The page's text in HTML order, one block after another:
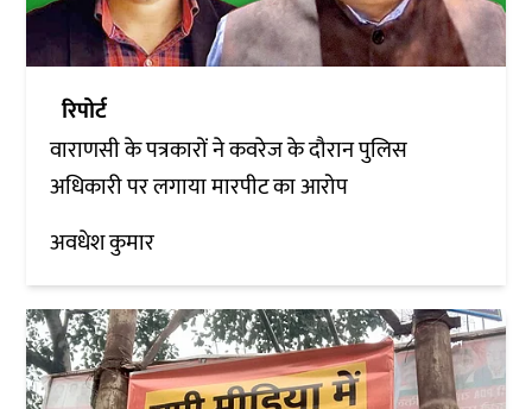
रिपोर्ट
वाराणसी के पत्रकारों ने कवरेज के दौरान पुलिस
अधिकारी पर लगाया मारपीट का आरोप
अवधेश कुमार